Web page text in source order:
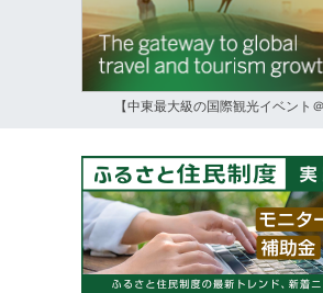
【中東最大級の国際観光イベント